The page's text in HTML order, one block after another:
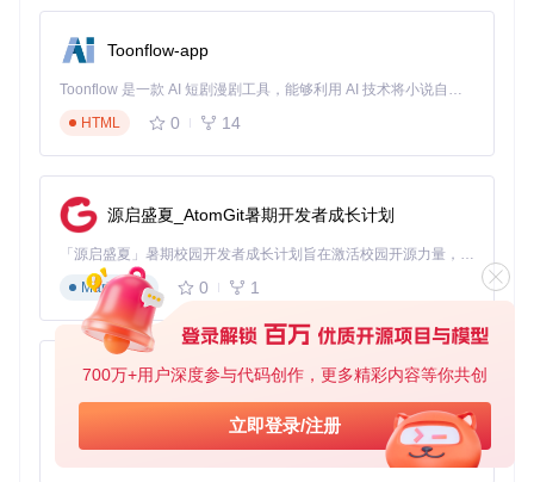
700万+用户深度参与代码创作，更多精彩内容等你共创
立即登录/注册
# 生成测试并运行
opencode test
高级应用：工作流自动化与团队协作
资深开发者可以通过OpenCode实现复杂工作流的自动化：
创建自定义AI指令模板
集成CI/CD流程实现自动代码审查
跨项目知识沉淀与复用
三、环境准备：3分钟快速上手
安装方式选择
根据你的开发环境选择最适合的安装方法：
Toonflow-app
Toonflow 是一款 AI 短剧漫剧工具，能够利用 AI 技术将小说自动转化为剧本，并结合 AI 生成的图片和视频，实现高效的短剧创作。借助 Toonflow，可以轻松完成从文字到影像的全流程，让短剧制作变得更加智能与便捷。
HTML
0 14
源启盛夏_AtomGit暑期开发者成长计划
「源启盛夏」暑期校园开发者成长计划旨在激活校园开源力量，通过积分激励、认证扶持、资源倾斜等形式，引导高校组织和开发者完成「入驻 — 建项目 — 做贡献 — 获认证 — 得资源」的完整闭环。无论你是想带领社团入驻平台的组织者，还是希望用代码贡献证明自己的开发者，都能在这里找到属于你的成长路径。
Markdown
0 1
AionUi
免费、本地、开源的 24/7 全天候 Cowork 应用，以及适用于 Gemini CLI、Claude Code、Codex、OpenCode、Qwen Code、Goose CLI、Auggie 等的 OpenClaw | 🌟 喜欢就点star吧
TypeScript
0 6